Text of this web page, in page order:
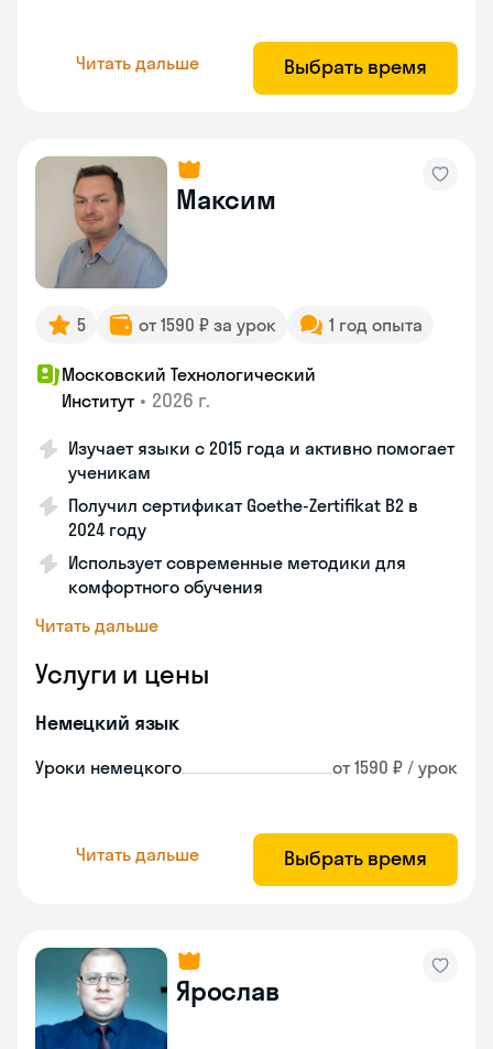
Читать дальше Выбрать время
Максим
5 от 1590 ₽ за урок 1 год опыта
Московский Технологический
Институт • 2026 г.
Изучает языки с 2015 года и активно помогает
ученикам
Получил сертификат Goethe-Zertifikat B2 в
2024 году
Использует современные методики для
комфортного обучения
Читать дальше
Услуги и цены
Немецкий язык
Уроки немецкого от 1590 ₽ / урок
Читать дальше Выбрать время
Ярослав